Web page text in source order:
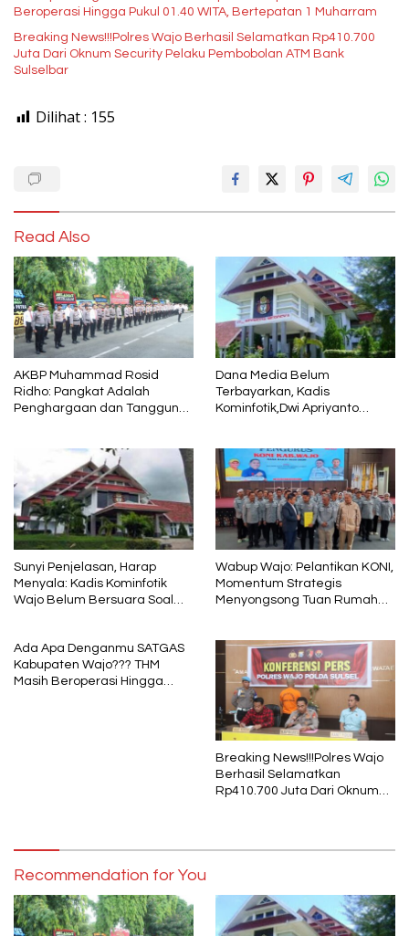
Beroperasi Hingga Pukul 01.40 WITA, Bertepatan 1 Muharram
Breaking News!!!Polres Wajo Berhasil Selamatkan Rp410.700
Juta Dari Oknum Security Pelaku Pembobolan ATM Bank
Sulselbar
Dilihat : 155
Read Also
AKBP Muhammad Rosid
Ridho: Pangkat Adalah
Penghargaan dan Tanggung
Dana Media Belum
Terbayarkan, Kadis
Kominfotik,Dwi Apriyanto
Sunyi Penjelasan, Harap
Menyala: Kadis Kominfotik
Wajo Belum Bersuara Soal
Wabup Wajo: Pelantikan KONI,
Momentum Strategis
Menyongsong Tuan Rumah
Ada Apa Denganmu SATGAS
Kabupaten Wajo??? THM
Masih Beroperasi Hingga
Breaking News!!!Polres Wajo
Berhasil Selamatkan
Rp410.700 Juta Dari Oknum
Recommendation for You